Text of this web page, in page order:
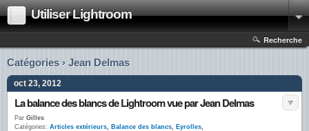
Utiliser Lightroom
Recherche
Catégories › Jean Delmas
oct 23, 2012
La balance des blancs de Lightroom vue par Jean Delmas
Par Gilles
Catégories: Articles extérieurs, Balance des blancs, Eyrolles,